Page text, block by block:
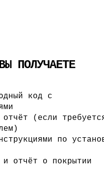
ПОЛУЧАЕТЕ
код с
отчёт (если
по
и отчёт о покрытии